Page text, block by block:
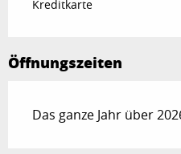
Kreditkarte
Öffnungszeiten
Das ganze Jahr über